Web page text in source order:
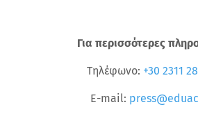
Για περισσότερες
Τηλέφωνο: +30 2311
E-mail: